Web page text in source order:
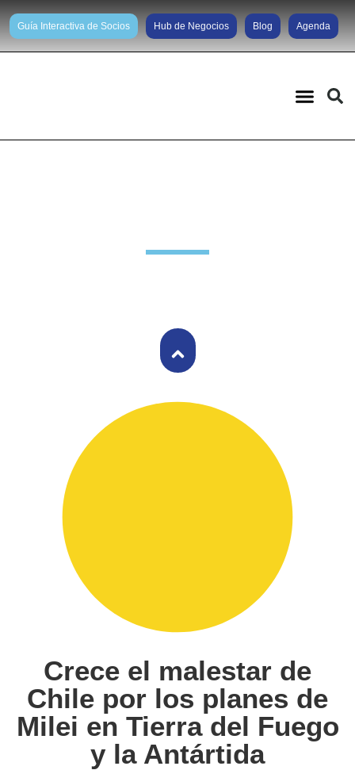
Guía Interactiva de Socios Hub de Negocios Blog Agenda
Crece el malestar de
Chile por los planes de
Milei en Tierra del Fuego
y la Antártida